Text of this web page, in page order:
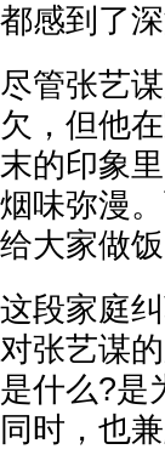
都感到了
尽管张艺
欠，但他
末的印象
烟味弥漫
给大家做
这段家庭
对张艺谋
是什么?是
同时，也